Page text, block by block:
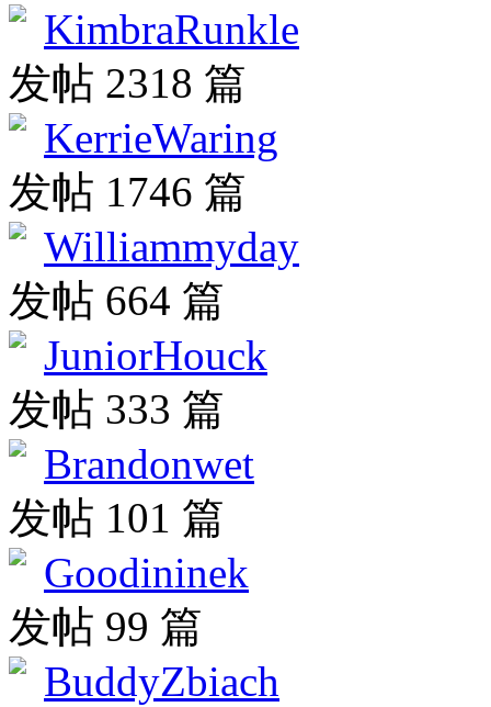
KimbraRunkle
发帖 2318 篇
KerrieWaring
发帖 1746 篇
Williammyday
发帖 664 篇
JuniorHouck
发帖 333 篇
Brandonwet
发帖 101 篇
Goodininek
发帖 99 篇
BuddyZbiach